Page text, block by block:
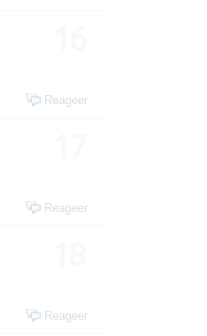
Reageer
Reageer
Reageer